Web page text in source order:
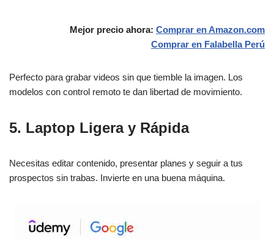
Mejor precio ahora: Comprar en Amazon.com
Comprar en Falabella Perú
Perfecto para grabar videos sin que tiemble la imagen. Los
modelos con control remoto te dan libertad de movimiento.
5. Laptop Ligera y Rápida
Necesitas editar contenido, presentar planes y seguir a tus
prospectos sin trabas. Invierte en una buena máquina.